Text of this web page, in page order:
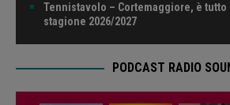
Tennistavolo – Cortemaggiore, è tutto
stagione 2026/2027
PODCAST RADIO